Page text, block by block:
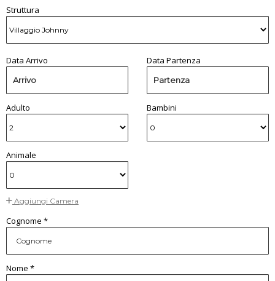
Struttura
Data Arrivo
Arrivo
Data Partenza
Partenza
Adulto Bambini
Animale
Aggiungi Camera
Cognome *
Nome *